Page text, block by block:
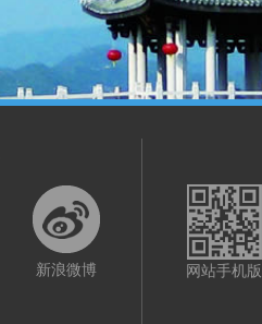
新浪微博 网站手机版